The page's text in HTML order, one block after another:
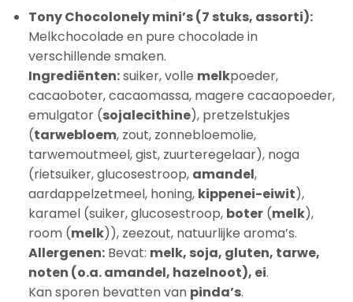
Tony Chocolonely mini’s (7 stuks, assorti):
Melkchocolade en pure chocolade in
verschillende smaken.
Ingrediënten:suiker, volle melkpoeder,
cacaoboter, cacaomassa, magere cacaopoeder,
emulgator (sojalecithine), pretzelstukjes
(tarwebloem, zout, zonnebloemolie,
tarwemoutmeel, gist, zuurteregelaar), noga
(rietsuiker, glucosestroop, amandel,
aardappelzetmeel, honing, kippenei-eiwit),
karamel (suiker, glucosestroop, boter(melk),
room (melk)), zeezout, natuurlijke aroma’s.
Allergenen:Bevat: melk, soja, gluten, tarwe,
noten (o.a. amandel, hazelnoot), ei.
Kan sporen bevatten van pinda’s.